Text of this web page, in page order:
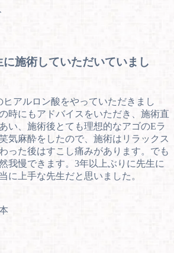
に施術していただいていまし
アルロン酸をやっていただきまし
時にもアドバイスをいただき、施術直
い、施術後とても理想的なアゴのEラ
気麻酔をしたので、施術はリラックス
った後はすこし痛みがあります。でも
我慢できます。3年以上ぶりに先生に
に上手な先生だと思いました。